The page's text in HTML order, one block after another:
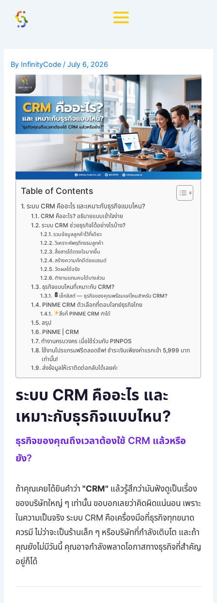
content
By InfinityCode/July 6, 2026
Table of Contents
ระบบ CRM คืออะไร และเหมาะกับธุรกิจแบบไหน?
CRM คืออะไร? อธิบายแบบเข้าใจง่าย
ระบบ CRM ช่วยธุรกิจได้อย่างไรบ้าง?
รวมข้อมูลลูกค้าไว้ที่เดียว
วิเคราะห์พฤติกรรมลูกค้า
สื่อสารได้ตรงใจมากขึ้น
สร้างความภักดีต่อแบรนด์
วัดผลได้จริง
ทำงานแทนคนได้บางส่วน
ธุรกิจแบบไหนที่เหมาะกับ CRM?
เช็กลิสต์ — ธุรกิจของคุณพร้อมแค่ไหนสำหรับ CRM?
PINME CRM ตัวเลือกที่ตอบโจทย์ธุรกิจไทย
สิ่งที่ PINME CRM ทำได้
สรุป
PINME | CRM
ทำงานครบวงคร เมื่อใช้ร่วมกับ PINPOS
ใช้งานโปรแกรมฟรีตลอดชีพ! ชำระเงินเพียงค่าแรกเข้า 5,999 บาท
เท่านั้น!
ส่งข้อมูลให้เราติดต่อกลับได้เลยค่ะ
ระบบ CRM คืออะไร และ
เหมาะกับธุรกิจแบบไหน?
ธุรกิจของคุณถึงเวลาต้องใช้ CRM แล้วหรือ
ยัง?
ถ้าคุณเคยได้ยินคำว่า"CRM" แล้วรู้สึกว่ามันฟังดูเป็นเรื่อง
ของบริษัทใหญ่ ๆ เท่านั้น ขอบอกเลยว่าคิดผิดแน่นอน เพราะ
ในความเป็นจริง ระบบ CRM คือเครื่องมือที่ธุรกิจทุกขนาด
ควรมี ไม่ว่าจะเป็นร้านเล็ก ๆ หรือบริษัทที่กำลังเติบโต และถ้า
คุณยังไม่มีวันนี้ คุณอาจกำลังพลาดโอกาสทางธุรกิจที่สำคัญ
อยู่ก็ได้